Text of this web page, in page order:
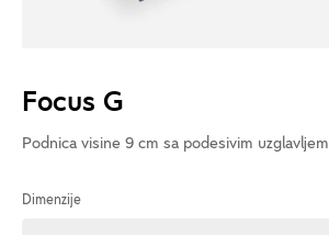
Focus G
Podnica visine 9 cm sa podesivim uzglavljem
Dimenzije